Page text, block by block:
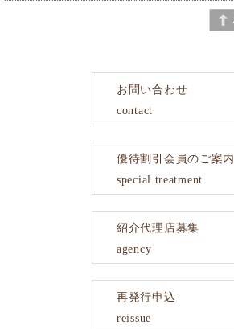
お問い合わせ
contact
優待割引会員のご案内
special treatment
紹介代理店募集
agency
再発行申込
reissue